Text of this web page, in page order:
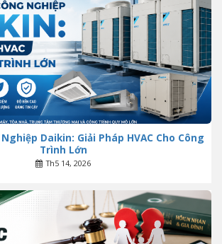
Daikin: Giải Pháp HVAC Cho Công
Trình Lớn
Th5 14, 2026